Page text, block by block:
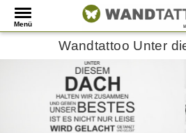
Menü
Wandtattoo Unter